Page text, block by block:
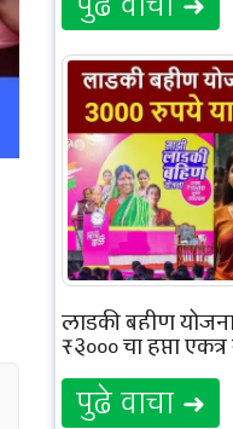
लाडकी बहीण
₹३००० चा हप्ता
पुढे वाचा ➜